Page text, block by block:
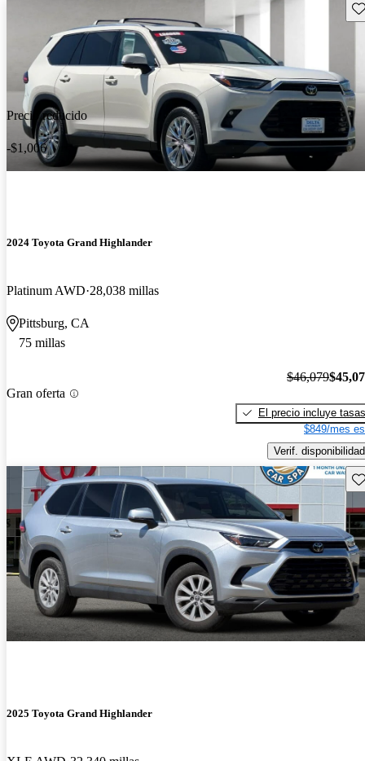
Precio reducido
-$1,006
2024 Toyota Grand Highlander
Platinum AWD 28,038 millas
Pittsburg, CA
75 millas
Gran oferta
$46,079
El precio incluye tasas
$849/mes
Verif. disponibilidad
2025 Toyota Grand Highlander